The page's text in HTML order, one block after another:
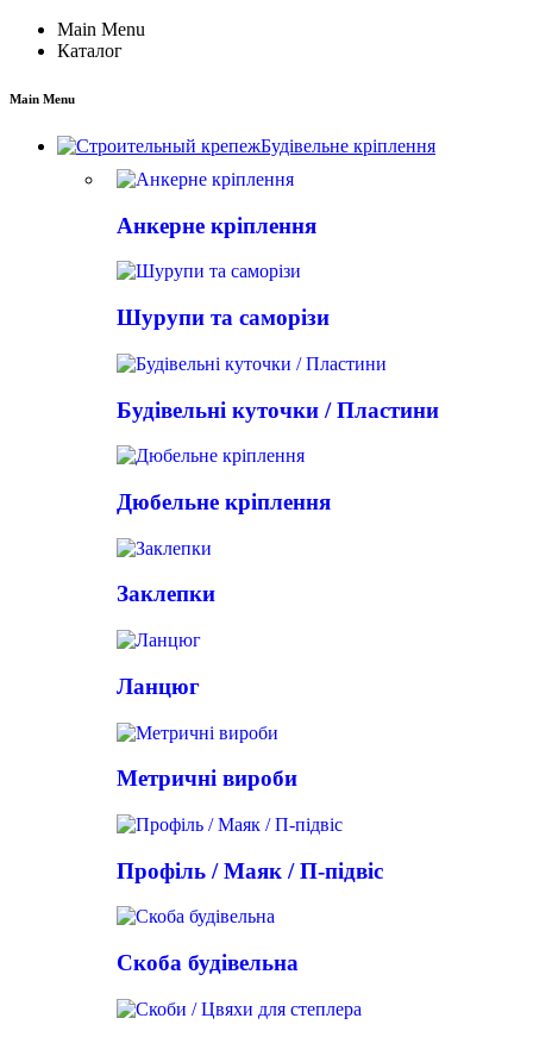
Main Menu
Каталог
Main Menu
Будівельне кріплення
Анкерне кріплення
Шурупи та саморізи
Будівельні куточки / Пластини
Дюбельне кріплення
Заклепки
Ланцюг
Метричні вироби
Профіль / Маяк / П-підвіс
Скоба будівельна